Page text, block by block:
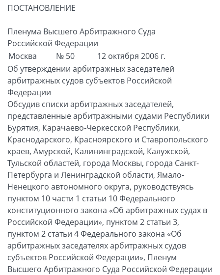
ПОСТАНОВЛЕНИЕ
Пленума Высшего Арбитражного Суда
Российской Федерации
Москва
№ 50
12 октября 2006 г.
Об утверждении арбитражных заседателей
арбитражных судов субъектов Российской
Федерации
Обсудив списки арбитражных заседателей,
представленные арбитражными судами Республики
Бурятия, Карачаево-Черкесской Республики,
Краснодарского, Красноярского и Ставропольского
краев, Амурской, Калининградской, Калужской,
Тульской областей, города Москвы, города Санкт-
Петербурга и Ленинградской области, Ямало-
Ненецкого автономного округа, руководствуясь
пунктом 10 части 1 статьи 10 Федерального
конституционного закона «Об арбитражных судах в
Российской Федерации», пунктом 2 статьи 3,
пунктом 2 статьи 4 Федерального закона «Об
арбитражных заседателях арбитражных судов
субъектов Российской Федерации», Пленум
Высшего Арбитражного Суда Российской Федерации